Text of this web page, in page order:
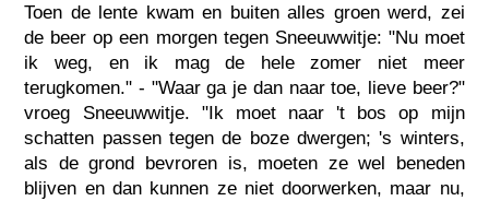
Toen de lente kwam en buiten alles groen werd, zei
de beer op een morgen tegen Sneeuwwitje: "Nu moet
ik weg, en ik mag de hele zomer niet meer
terugkomen." - "Waar ga je dan naar toe, lieve beer?"
vroeg Sneeuwwitje. "Ik moet naar 't bos op mijn
schatten passen tegen de boze dwergen; 's winters,
als de grond bevroren is, moeten ze wel beneden
blijven en dan kunnen ze niet doorwerken, maar nu,